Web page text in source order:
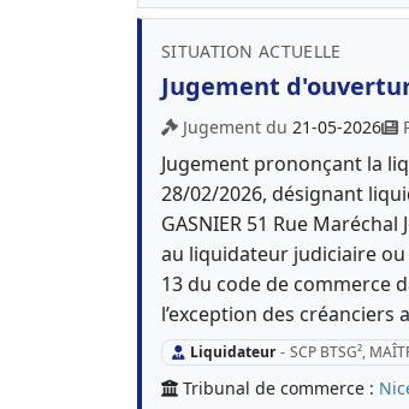
SITUATION ACTUELLE
Jugement
Jugement du 21-05-2026
Jugement prononçant la
28/02/2026, désignant
GASNIER 51 Rue
au liquidateur judiciaire ou
13 du code de commerce
l’exception des
Liquidateur - SCP BTSG²,
Tribunal de commerce :